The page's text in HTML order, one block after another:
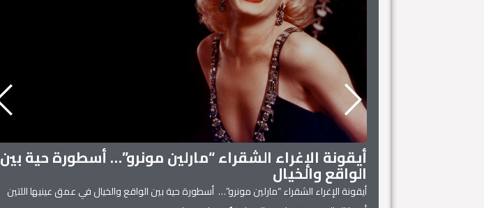
أيقونة الإغراء الشقراء “مارلين مونرو”… أسطورة حية بين
الواقع والخيال
أيقونة الإغراء الشقراء “مارلين مونرو”… أسطورة حية بين الواقع والخيال في عمق عينيها اللتين